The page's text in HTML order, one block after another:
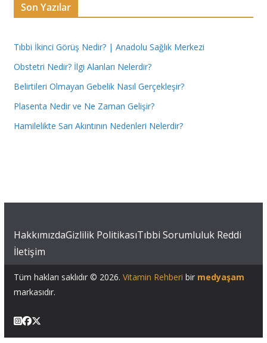
Son Yazılar
Tıbbi İkinci Görüş Nedir? | Anadolu Sağlık Merkezi
Obstetri Nedir? İlgi Alanları Nelerdir?
Belirtileri Olmayan Gebelik Nasıl Gerçekleşir?
Plasenta Nedir ve Ne Zaman Gelişir?
Hamilelikte Sarı Akıntının Nedenleri Nelerdir?
HakkımızdaGizlilik PolitikasıTıbbi Sorumluluk Reddi
İletişim
Tüm hakları saklıdır © 2026. Vitamin Rehberi bir medyaşam
markasıdır.